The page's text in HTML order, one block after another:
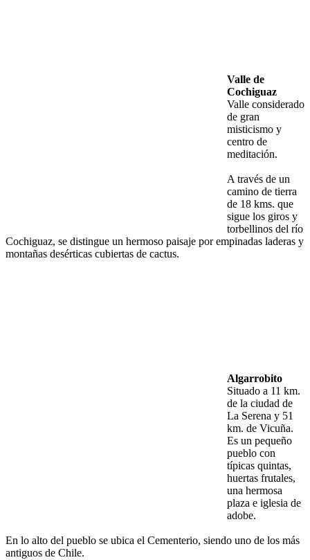
Valle de
Cochiguaz
Valle considerado
de gran
misticismo y
centro de
meditación.
A través de un
camino de tierra
de 18 kms. que
sigue los giros y
torbellinos del río
Cochiguaz, se distingue un hermoso paisaje por empinadas laderas y
montañas desérticas cubiertas de cactus.
Algarrobito
Situado a 11 km.
de la ciudad de
La Serena y 51
km. de Vicuña.
Es un pequeño
pueblo con
típicas quintas,
huertas frutales,
una hermosa
plaza e iglesia de
adobe.
En lo alto del pueblo se ubica el Cementerio, siendo uno de los más
antiguos de Chile.